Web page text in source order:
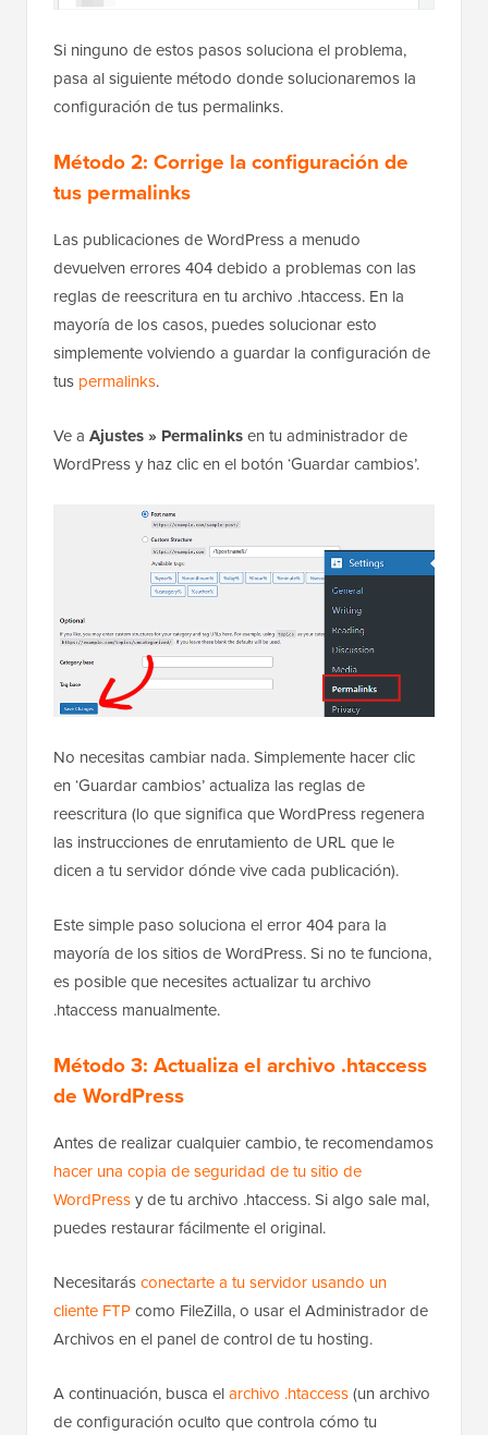
Si ninguno de estos pasos soluciona el problema,
pasa al siguiente método donde solucionaremos la
configuración de tus permalinks.
Método 2: Corrige la configuración de
tus permalinks
Las publicaciones de WordPress a menudo
devuelven errores 404 debido a problemas con las
reglas de reescritura en tu archivo .htaccess. En la
mayoría de los casos, puedes solucionar esto
simplemente volviendo a guardar la configuración de
tus permalinks.
Ve a Ajustes » Permalinksen tu administrador de
WordPress y haz clic en el botón ‘Guardar cambios’.
No necesitas cambiar nada. Simplemente hacer clic
en ‘Guardar cambios’ actualiza las reglas de
reescritura (lo que significa que WordPress regenera
las instrucciones de enrutamiento de URL que le
dicen a tu servidor dónde vive cada publicación).
Este simple paso soluciona el error 404 para la
mayoría de los sitios de WordPress. Si no te funciona,
es posible que necesites actualizar tu archivo
.htaccess manualmente.
Método 3: Actualiza el archivo .htaccess
de WordPress
Antes de realizar cualquier cambio, te recomendamos
hacer una copia de seguridad de tu sitio de
WordPressy de tu archivo .htaccess. Si algo sale mal,
puedes restaurar fácilmente el original.
Necesitarásconectarte a tu servidor usando un
cliente FTPcomo FileZilla, o usar el Administrador de
Archivos en el panel de control de tu hosting.
A continuación, busca elarchivo .htaccess(un archivo
de configuración oculto que controla cómo tu